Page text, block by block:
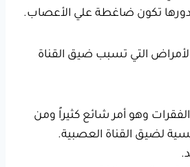
تكون ضاغطة علي الأعصاب.
التي تسبب ضيق القناة
وهو أمر شائع كثيراً ومن
لضيق القناة العصبية.